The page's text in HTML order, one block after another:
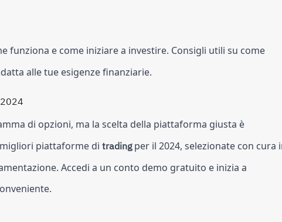
funziona e come iniziare a investire. Consigli utili su come
alle tue esigenze finanziarie.
di opzioni, ma la scelta della piattaforma giusta è
piattaforme di tradingper il 2024, selezionate con cura
Accedi a un conto demo gratuito e inizia a